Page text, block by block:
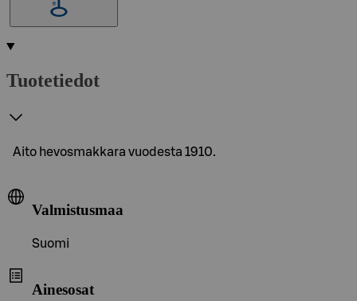
Tuotetiedot
Aito hevosmakkara vuodesta 1910.
Valmistusmaa
Suomi
Ainesosat